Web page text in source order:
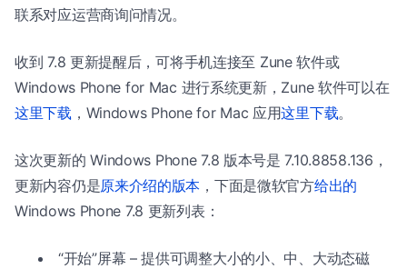
联系对应运营商询问情况。
收到 7.8 更新提醒后，可将手机连接至 Zune 软件或
Windows Phone for Mac 进行系统更新，Zune 软件可以在
这里下载，Windows Phone for Mac 应用这里下载。
这次更新的 Windows Phone 7.8 版本号是 7.10.8858.136，
更新内容仍是原来介绍的版本 ，下面是微软官方给出的
Windows Phone 7.8 更新列表：
“开始”屏幕 – 提供可调整大小的小、中、大动态磁